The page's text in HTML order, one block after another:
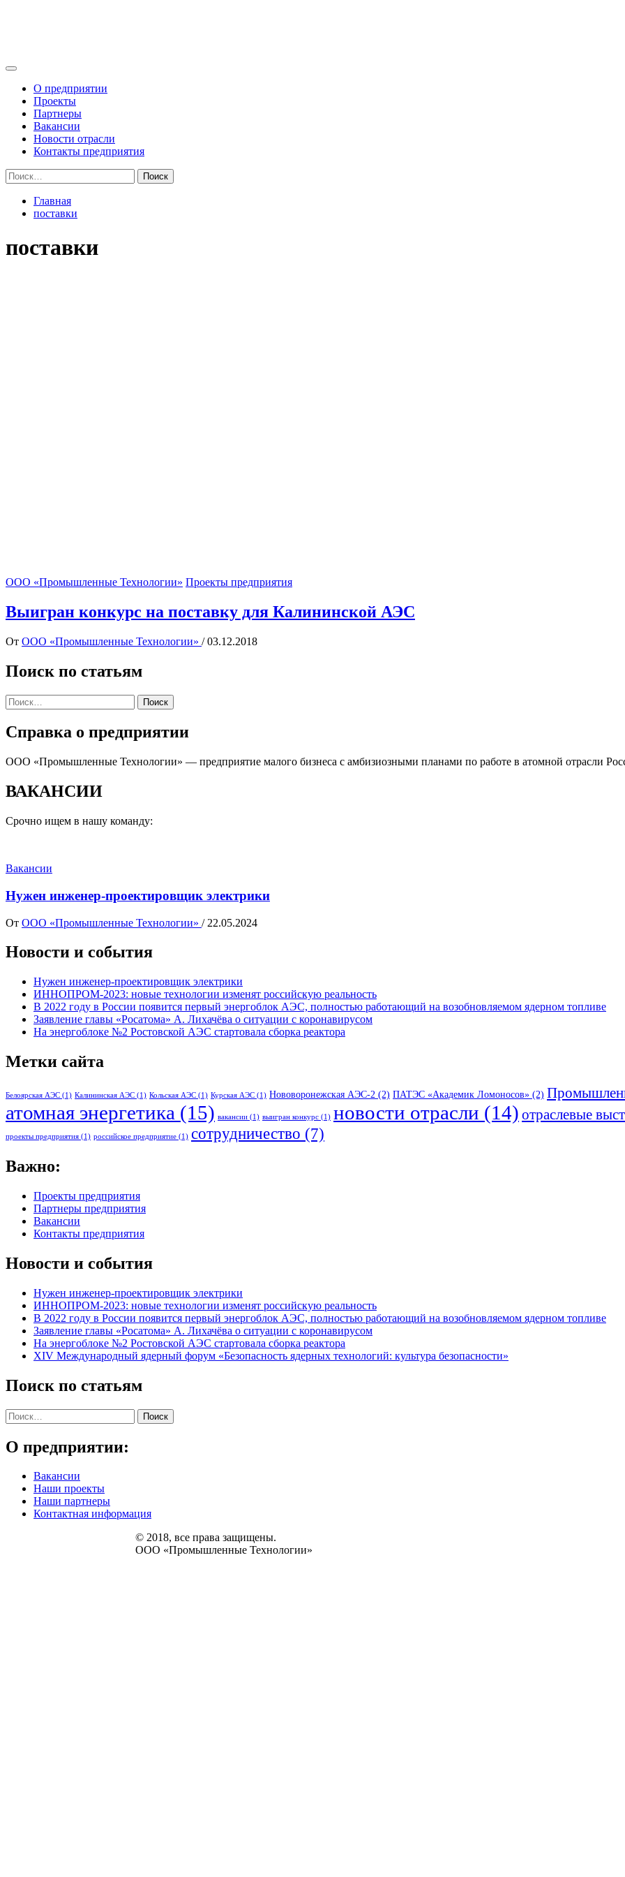
Основное
О предприятии
Проекты
Партнеры
Вакансии
Новости отрасли
Контакты предприятия
Найти:
Главная
поставки
поставки
ООО «Промышленные Технологии» Проекты предприятия
Выигран конкурс на поставку для Калининской АЭС
От ООО «Промышленные Технологии» / 03.12.2018
Поиск по статьям
Найти:
Справка о предприятии
ООО «Промышленные Технологии» — предприятие малого бизнеса с амбизиозными планами по работе в атомной отрасли
ВАКАНСИИ
Срочно ищем в нашу команду:
Вакансии
Нужен инженер-проектировщик электрики
От ООО «Промышленные Технологии» / 22.05.2024
Новости и события
Нужен инженер-проектировщик электрики
ИННОПРОМ-2023: новые технологии изменят российскую реальность
В 2022 году в России появится первый энергоблок АЭС, полностью работающий на возобновляемом ядерном топливе
Заявление главы «Росатома» А. Лихачёва о ситуации с коронавирусом
На энергоблоке №2 Ростовской АЭС стартовала сборка реактора
Метки сайта
Белоярская АЭС (1) Калининская АЭС (1) Кольская АЭС (1) Курская АЭС (1) Нововоронежская АЭС-2 (2) ПАТЭС «Академик Ломоносов» (2)
атомная энергетика (15) вакансии (1) выигран конкурс (1) новости отрасли (14) отраслевые
проекты предприятия (1) российское предприятие (1) сотрудничество (7)
Важно:
Проекты предприятия
Партнеры предприятия
Вакансии
Контакты предприятия
Новости и события
Нужен инженер-проектировщик электрики
ИННОПРОМ-2023: новые технологии изменят российскую реальность
В 2022 году в России появится первый энергоблок АЭС, полностью работающий на возобновляемом ядерном топливе
Заявление главы «Росатома» А. Лихачёва о ситуации с коронавирусом
На энергоблоке №2 Ростовской АЭС стартовала сборка реактора
XIV Международный ядерный форум «Безопасность ядерных технологий: культура безопасности»
Поиск по статьям
Найти:
О предприятии:
Вакансии
Наши проекты
Наши партнеры
Контактная информация
© 2018, все права защищены.
ООО «Промышленные Технологии»